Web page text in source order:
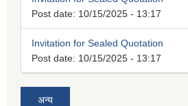
Post date: 10/15/2025 - 13:17
Invitation for Sealed Quotation
Post date: 10/15/2025 - 13:17
अन्य